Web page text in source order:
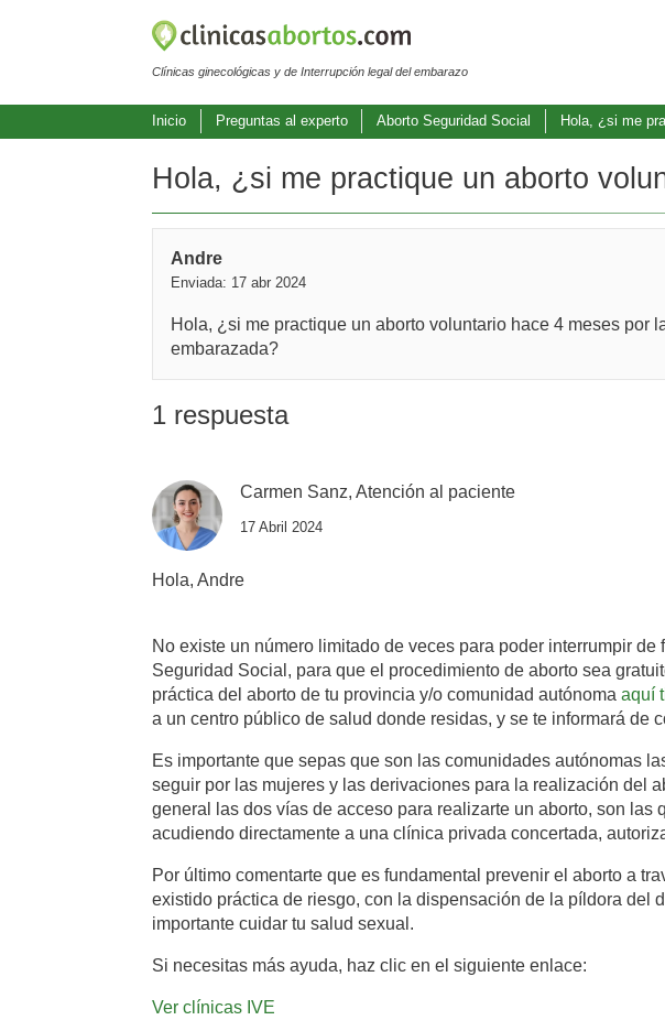
Clínicas ginecológicas y de Interrupción legal del embarazo
Inicio Preguntas al experto Aborto Seguridad Social Hola, ¿si me
Hola, ¿si me practique un aborto
Andre
Enviada: 17 abr 2024
Hola, ¿si me practique un aborto voluntario hace 4 meses
embarazada?
1 respuesta
Carmen Sanz, Atención al paciente
17 Abril 2024
Hola, Andre
No existe un número limitado de veces para poder interrumpir
Seguridad Social, para que el procedimiento de aborto sea
práctica del aborto de tu provincia y/o comunidad autónoma aquí
a un centro público de salud donde residas, y se te informará de
Es importante que sepas que son las comunidades autónomas
seguir por las mujeres y las derivaciones para la realización del
general las dos vías de acceso para realizarte un aborto, son
acudiendo directamente a una clínica privada concertada,
Por último comentarte que es fundamental prevenir el aborto a
existido práctica de riesgo, con la dispensación de la píldora del
importante cuidar tu salud sexual.
Si necesitas más ayuda, haz clic en el siguiente enlace:
Ver clínicas IVE